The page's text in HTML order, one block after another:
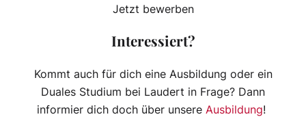
Jetzt bewerben
Interessiert?
Kommt auch für dich eine Ausbildung oder ein
Duales Studium bei Laudert in Frage? Dann
informier dich doch über unsere Ausbildung!